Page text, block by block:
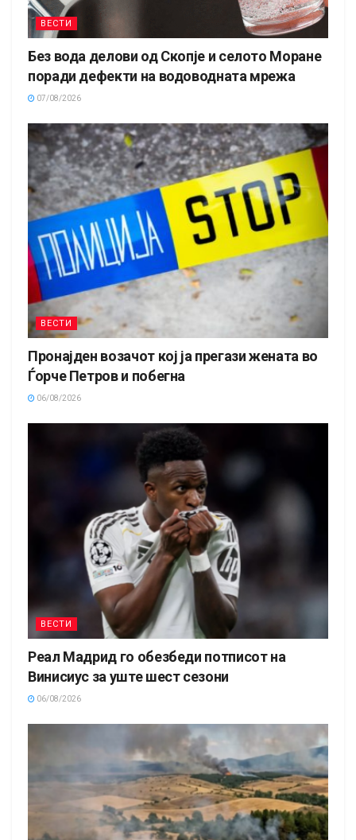
ВЕСТИ
Без вода делови од Скопје и селото Моране
поради дефекти на водоводната мрежа
07/08/2026
ВЕСТИ
Пронајден возачот кој ја прегази жената во
Ѓорче Петров и побегна
06/08/2026
ВЕСТИ
Реал Мадрид го обезбеди потписот на
Винисиус за уште шест сезони
06/08/2026